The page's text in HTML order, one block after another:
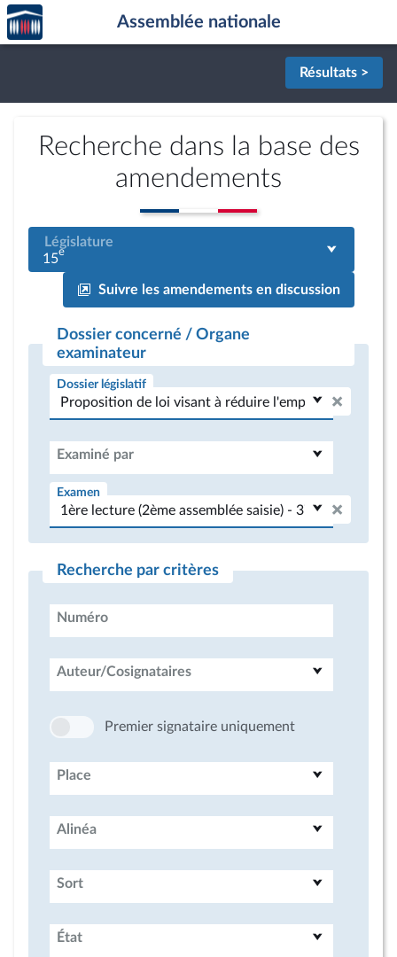
Aller au contenu
Aller en bas de la page
Accèder
à la
page
Assemblée nationale
Résultats >
Recherche dans la base des
amendements
Législature
15e
Suivre les amendements en discussion
Dossier concerné / Organe
examinateur
Dossier législatif
Examiné par
Examen
Recherche par critères
Numéro
Auteur/Cosignataires
Premier signataire uniquement
Place
Alinéa
Sort
État